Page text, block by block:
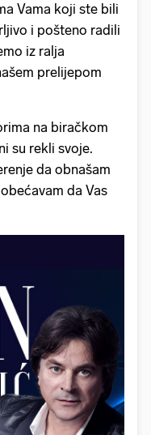
Vama koji ste bili
i pošteno radili
iz ralja
prelijepom
na biračkom
su rekli svoje.
da obnašam
da Vas